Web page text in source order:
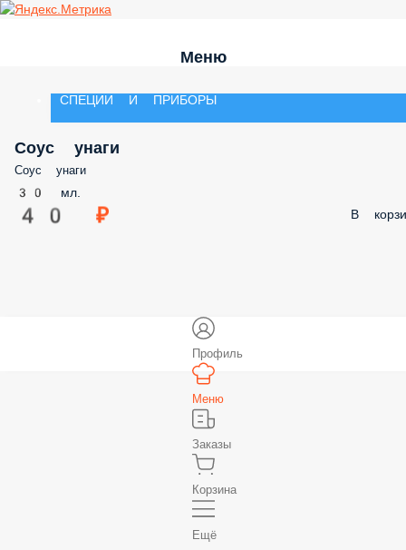
Меню
СПЕЦИИ И ПРИБОРЫ
Соус унаги
Соус унаги
30 мл.
40 ₽ В
Профиль
Меню
Заказы
Корзина
Ещё